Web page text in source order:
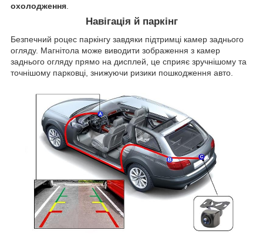
охолодження.
Навігація й паркінг
Безпечний роцес паркінгу завдяки підтримці камер заднього
огляду. Магнітола може виводити зображення з камер
заднього огляду прямо на дисплей, це сприяє зручнішому та
точнішому парковці, знижуючи ризики пошкодження авто.